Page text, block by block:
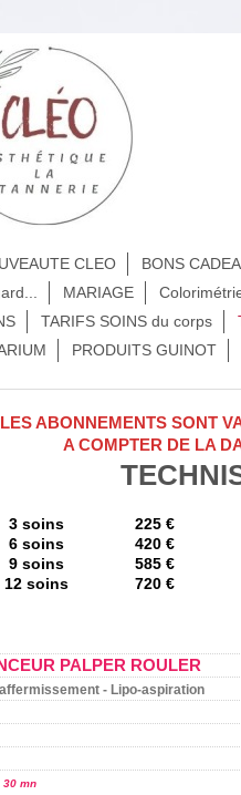
CLEO BONS
MARIAGE
TARIFS SOINS du corps
PRODUITS GUINOT
LES ABONNEMENTS SONT
A COMPTER DE LA
3 soins 225 €
6 soins 420 €
9 soins 585 €
12 soins 720 €
PALPER ROULER
- Lipo-aspiration
30 mn